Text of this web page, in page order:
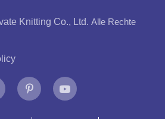
Knitting Co., Ltd. Alle Rechte